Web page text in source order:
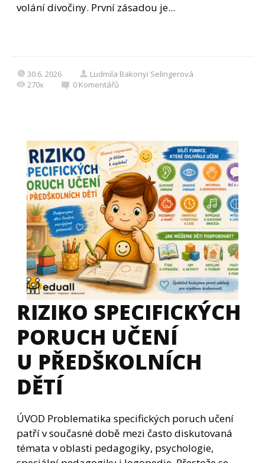
volání divočiny. První zásadou je...
30.6. 2026
Ludmila Bakonyi Selingerová
270x
0 Komentářů
RIZIKO SPECIFICKÝCH
PORUCH UČENÍ
U PŘEDŠKOLNÍCH
DĚTÍ
ÚVOD Problematika specifických poruch učení
patří v současné době mezi často diskutovaná
témata v oblasti pedagogiky, psychologie,